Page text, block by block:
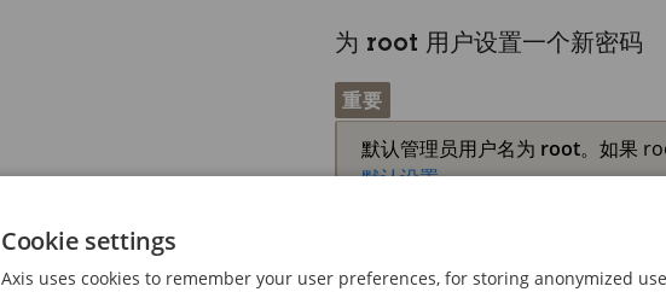
为 root 用户设置一个新密码
重要
默认管理员用户名为 root。如果
默认设置
Cookie settings
Axis uses cookies to remember your user preferences, for storing anonymized